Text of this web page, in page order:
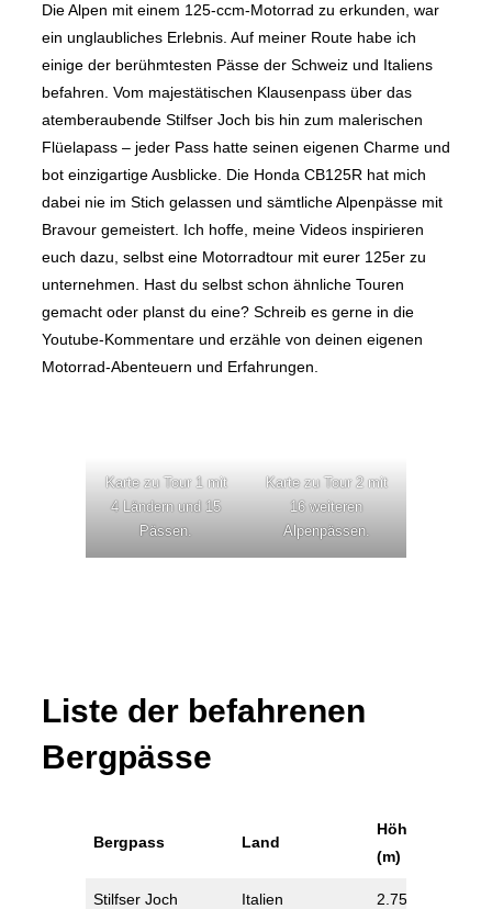
Die Alpen mit einem 125-ccm-Motorrad zu erkunden, war
ein unglaubliches Erlebnis. Auf meiner Route habe ich
einige der berühmtesten Pässe der Schweiz und Italiens
befahren. Vom majestätischen Klausenpass über das
atemberaubende Stilfser Joch bis hin zum malerischen
Flüelapass – jeder Pass hatte seinen eigenen Charme und
bot einzigartige Ausblicke. Die Honda CB125R hat mich
dabei nie im Stich gelassen und sämtliche Alpenpässe mit
Bravour gemeistert. Ich hoffe, meine Videos inspirieren
euch dazu, selbst eine Motorradtour mit eurer 125er zu
unternehmen. Hast du selbst schon ähnliche Touren
gemacht oder planst du eine? Schreib es gerne in die
Youtube-Kommentare und erzähle von deinen eigenen
Motorrad-Abenteuern und Erfahrungen.
Karte zu Tour 1 mit
4 Ländern und 15
Pässen.
Karte zu Tour 2 mit
16 weiteren
Alpenpässen.
Liste der befahrenen
Bergpässe
Bergpass Land
Höhe
(m)
Stilfser Joch Italien 2.758